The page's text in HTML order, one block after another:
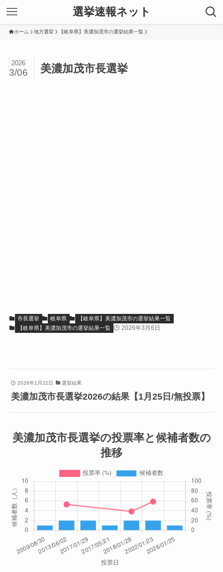
選挙速報ネット
ホーム 地方選挙 【岐阜県】美濃加茂市の選挙結果一覧
美濃加茂市長選挙
2026
3/06
市長選挙 岐阜県
【岐阜県】美濃加茂市の選挙結果一覧
【岐阜県】美濃加茂市の選挙結果一覧
2026年3月6日
2026年1月22日 選挙結果
美濃加茂市長選挙2026の結果【1月25日/無投票】
美濃加茂市長選挙の投票率と候補者数の
推移